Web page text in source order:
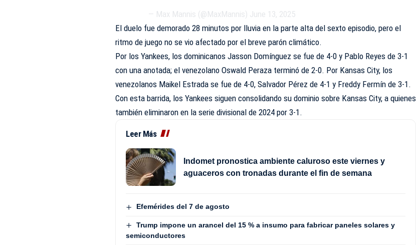
— Max Mannis (@MaxMannis) June 13, 2025
El duelo fue demorado 28 minutos por lluvia en la parte alta del sexto episodio, pero el
ritmo de juego no se vio afectado por el breve parón climático.
Por los Yankees, los dominicanos Jasson Domínguez se fue de 4-0 y Pablo Reyes de 3-1
con una anotada; el venezolano Oswald Peraza terminó de 2-0. Por Kansas City, los
venezolanos Maikel Estrada se fue de 4-0, Salvador Pérez de 4-1 y Freddy Fermín de 3-1.
Con esta barrida, los Yankees siguen consolidando su dominio sobre Kansas City, a quienes
también eliminaron en la serie divisional de 2024 por 3-1.
Leer Más
Indomet pronostica ambiente caluroso este viernes y
aguaceros con tronadas durante el fin de semana
Efemérides del 7 de agosto
Trump impone un arancel del 15 % a insumo para fabricar paneles solares y
semiconductores